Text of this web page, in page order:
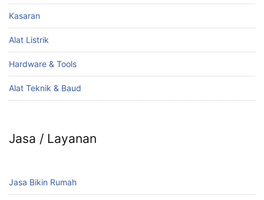
Kasaran
Alat Listrik
Hardware & Tools
Alat Teknik & Baud
Jasa / Layanan
Jasa Bikin Rumah